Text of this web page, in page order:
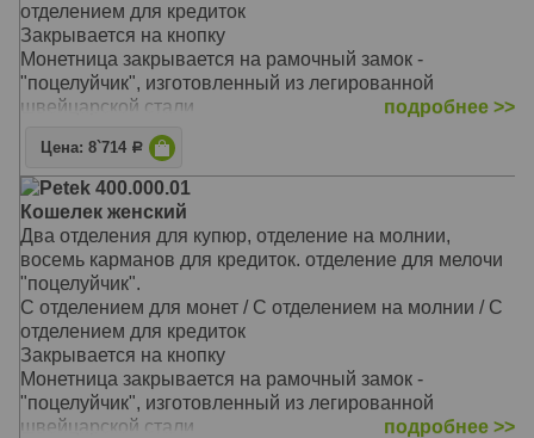
отделением для кредиток
Закрывается на кнопку
Монетница закрывается на рамочный замок -
"поцелуйчик", изготовленный из легированной
швейцарской стали
На внутренней задней стенке расположены три
прорезных кармана для кредитных карточек
На закрывающемся блоке имеются еще пять
прорезных карманов для карточек, окошко для
документов из прозрачной прочной сетки и одно
дополнительное отделение
Перед монетницей на внешней стороне находятся два
кармашка для карточек и одно дополнительное
отделение для бумаг на всю длину портмоне
Материал: Натуральная кожа
Цвет: Чёрный
Тип: прямой
Размер: 19,0х10,0 см
подробнее >>
Цена: 8`714 Р
Petek 400.000.01
Кошелек женский
Два отделения для купюр, отделение на молнии,
восемь карманов для кредиток. отделение для мелочи
"поцелуйчик".
С отделением для монет / С отделением на молнии / С
отделением для кредиток
Закрывается на кнопку
Монетница закрывается на рамочный замок -
"поцелуйчик", изготовленный из легированной
швейцарской стали
подробнее >>